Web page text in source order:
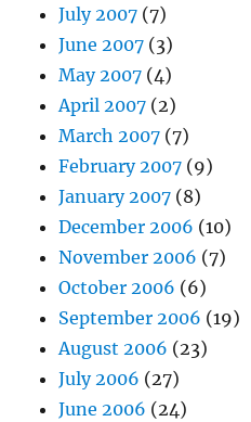
July 2007 (7)
June 2007 (3)
May 2007 (4)
April 2007 (2)
March 2007 (7)
February 2007 (9)
January 2007 (8)
December 2006 (10)
November 2006 (7)
October 2006 (6)
September 2006 (19)
August 2006 (23)
July 2006 (27)
June 2006 (24)